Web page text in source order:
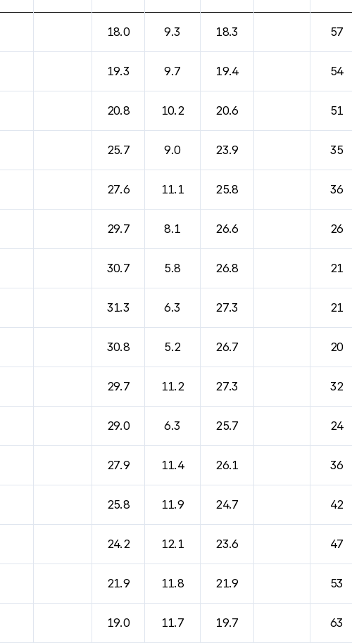
18.0 9.3 18.3 57
19.3 9.7 19.4 54
20.8 10.2 20.6 51
25.7 9.0 23.9 35
27.6 11.1 25.8 36
29.7 8.1 26.6 26
30.7 5.8 26.8 21
31.3 6.3 27.3 21
30.8 5.2 26.7 20
29.7 11.2 27.3 32
29.0 6.3 25.7 24
27.9 11.4 26.1 36
25.8 11.9 24.7 42
24.2 12.1 23.6 47
21.9 11.8 21.9 53
19.0 11.7 19.7 63